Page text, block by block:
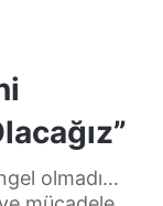
olmadı…